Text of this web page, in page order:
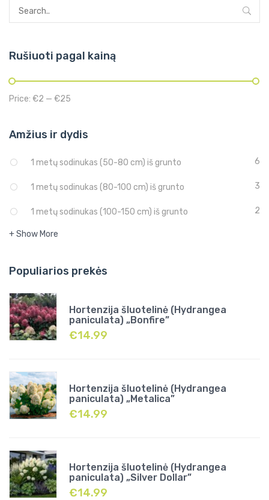
Rušiuoti pagal kainą
Price: €2 — €25
Amžius ir dydis
1 metų sodinukas (50-80 cm) iš grunto 6
1 metų sodinukas (80-100 cm) iš grunto 3
1 metų sodinukas (100-150 cm) iš grunto 2
+ Show More
Populiarios prekės
Hortenzija šluotelinė (Hydrangea
paniculata) „Bonfire”
€14.99
Hortenzija šluotelinė (Hydrangea
paniculata) „Metalica”
€14.99
Hortenzija šluotelinė (Hydrangea
paniculata) „Silver Dollar”
€14.99